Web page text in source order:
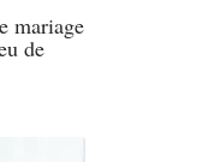
mariage
de